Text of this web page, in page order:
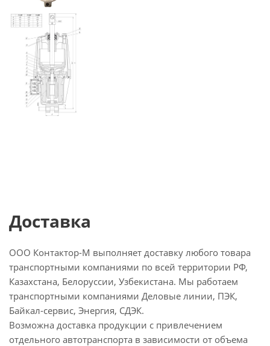
Доставка
ООО Контактор-М выполняет доставку любого товара
транспортными компаниями по всей территории РФ,
Казахстана, Белоруссии, Узбекистана. Мы работаем
транспортными компаниями Деловые линии, ПЭК,
Байкал-сервис, Энергия, СДЭК.
Возможна доставка продукции с привлечением
отдельного автотранспорта в зависимости от объема